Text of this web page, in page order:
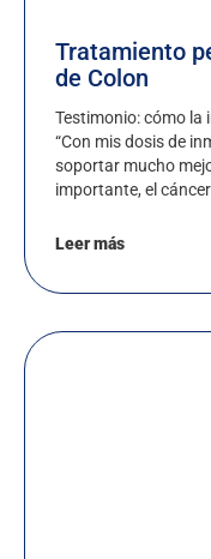
Tratamiento
de Colon
Testimonio: cómo
“Con mis dosis de
soportar mucho
importante, el
Leer más